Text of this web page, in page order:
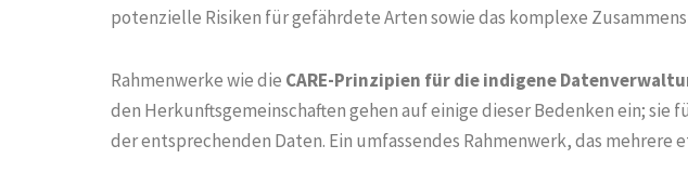
potenzielle Risiken für gefährdete Arten sowie das komplexe
Rahmenwerke wie die CARE-Prinzipien für die indigene
den Herkunftsgemeinschaften gehen auf einige dieser Bedenken ein;
der entsprechenden Daten. Ein umfassendes Rahmenwerk, das